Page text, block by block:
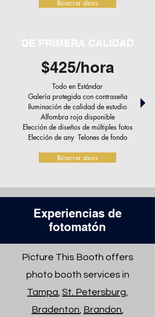
Reservar ahora
DE PRIMERA CALIDAD
$425/hora
Todo en Estándar
Galería protegida con contraseña
Iluminación de calidad de estudio
Alfombra roja disponible
Elección de diseños de múltiples fotos
Elección de any Telones de fondo
Reservar ahora
Experiencias de
fotomatón
Picture This Booth offers
photo booth services in
Tampa, St. Petersburg,
Bradenton, Brandon,